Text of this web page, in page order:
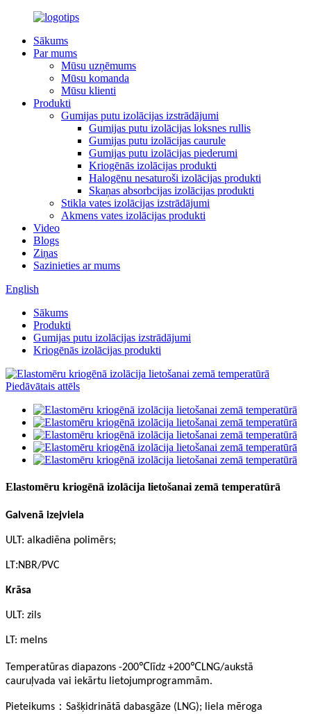
Sākums
Par mums
Mūsu uzņēmums
Mūsu komanda
Mūsu klienti
Produkti
Gumijas putu izolācijas izstrādājumi
Gumijas putu izolācijas loksnes rullis
Gumijas putu izolācijas caurule
Gumijas putu izolācijas piederumi
Kriogēnās izolācijas produkti
Halogēnu nesaturoši izolācijas produkti
Skaņas absorbcijas izolācijas produkti
Stikla vates izolācijas izstrādājumi
Akmens vates izolācijas produkti
Video
Blogs
Ziņas
Sazinieties ar mums
English
Sākums
Produkti
Gumijas putu izolācijas izstrādājumi
Kriogēnās izolācijas produkti
Elastomēru kriogēnā izolācija lietošanai zemā temperatūrā
Galvenā izejviela
ULT: alkadiēna polimērs;
LT:NBR/PVC
Krāsa
ULT: zils
LT: melns
Temperatūras diapazons -200℃līdz +200℃LNG/aukstā
cauruļvada vai iekārtu lietojumprogrammām.
Pieteikums ： Sašķidrinātā dabasgāze (LNG); liela mēroga